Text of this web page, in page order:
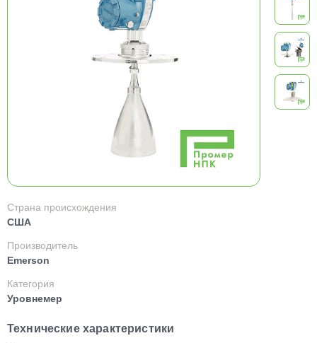
Страна происхождения
США
Производитель
Emerson
Категория
Уровнемер
Технические характеристики